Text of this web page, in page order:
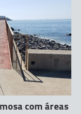
com áreas